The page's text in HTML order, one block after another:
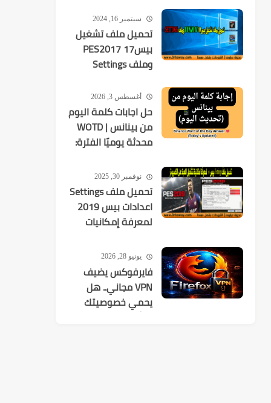
يستهدفك
سبتمبر 16, 2024
تحميل ملف تشغيل
بيس17 PES2017
وملف Settings
أغسطس 3, 2026
حل اجابات كلمة اليوم
من بينانس | WOTD
محدثة يوميًا الفترة:
2026-08-09
نوفمبر 30, 2025
تحميل ملف Settings
اعدادات بيس 2019
لمعرفة إمكانيات
يونيو 28, 2026
فايرفوكس يضيف
VPN مجاني.. هل
يحمي خصوصيتك
فعلًا؟